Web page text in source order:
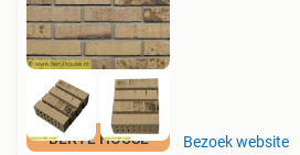
BERYL HOUSE Bezoek website